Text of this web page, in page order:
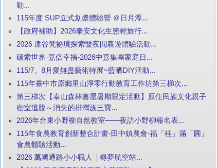
動...
115年度 SUP立式划槳體驗營 ＠日月潭...
【政府補助】2026泰安文化生態輕旅行...
2026 達谷梵祕境探索暨夜間農遊體驗活動...
碳索世界·嘉倍幸福-2026中嘉集團家庭日...
115/7、8月愛無盡藝術特展~藍晒DIY活動...
115年臺中市原鄉里山淨零行動教育工作坊第三梯次...
第三梯次【泰山森林書屋暑期限定活動】原住民族文化親子
密室逃脫～消失的排灣族三寶...
2026年台東小野柳自然教室——夜訪小野柳報名表...
115年食農教育創新整合計畫-田中鎮農會-福「桂」滿「圓」
食農體驗活動...
2026 萬國通路小小職人｜尋夢航空站...